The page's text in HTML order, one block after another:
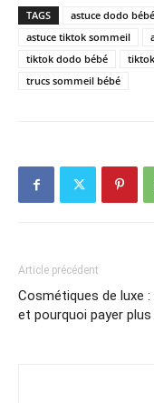
TAGS astuce dodo bébé
astuce tiktok sommeil
tiktok dodo bébé
trucs sommeil bébé
Article précédent
Cosmétiques de luxe :
et pourquoi payer plus